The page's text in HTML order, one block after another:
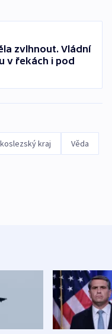
zvlhnout. Vládní
v řekách i pod
kraj Věda